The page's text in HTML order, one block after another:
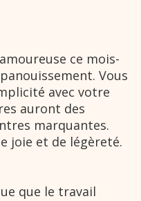
ce mois-
Vous
avec votre
auront des
marquantes.
joie et de légèreté.
que le travail